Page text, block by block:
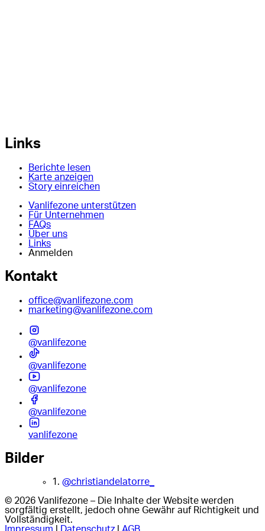
Links
Berichte lesen
Karte anzeigen
Story einreichen
Vanlifezone unterstützen
Für Unternehmen
FAQs
Über uns
Links
Anmelden
Kontakt
office@vanlifezone.com
marketing@vanlifezone.com
@vanlifezone
@vanlifezone
@vanlifezone
@vanlifezone
vanlifezone
Bilder
1. @christiandelatorre_
© 2026 Vanlifezone – Die Inhalte der Website werden
sorgfältig erstellt, jedoch ohne Gewähr auf Richtigkeit und
Vollständigkeit.